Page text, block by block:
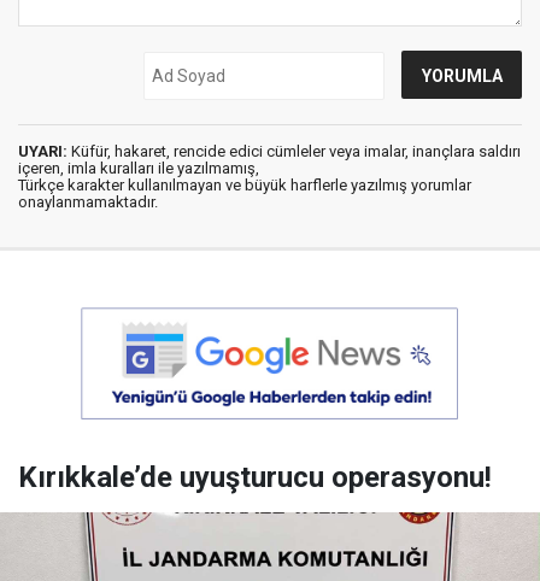
UYARI: Küfür, hakaret, rencide edici cümleler veya imalar, inançlara saldırı
içeren, imla kuralları ile yazılmamış,
Türkçe karakter kullanılmayan ve büyük harflerle yazılmış yorumlar
onaylanmamaktadır.
Kırıkkale’de uyuşturucu operasyonu!